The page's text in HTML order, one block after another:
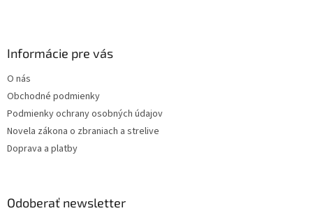
Informácie pre vás
O nás
Obchodné podmienky
Podmienky ochrany osobných údajov
Novela zákona o zbraniach a strelive
Doprava a platby
Odoberať newsletter